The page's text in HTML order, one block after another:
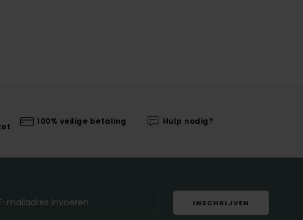
100% veilige betaling Hulp nodig?
INSCHRIJVEN